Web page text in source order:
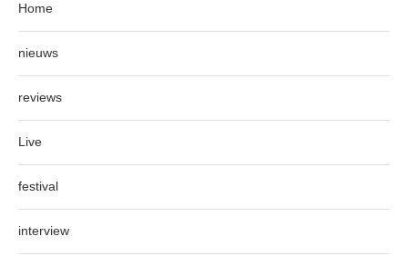
Home
nieuws
reviews
Live
festival
interview